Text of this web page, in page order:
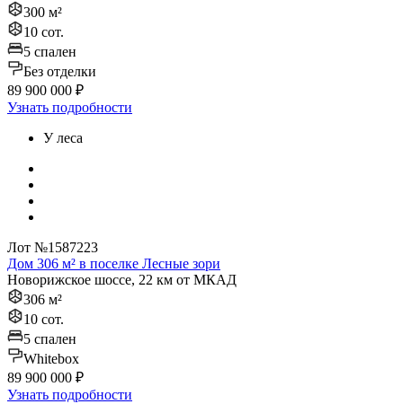
300 м²
10 сот.
5 спален
Без отделки
89 900 000 ₽
Узнать подробности
У леса
Лот №1587223
Дом 306 м² в поселке Лесные зори
Новорижское шоссе, 22 км от МКАД
306 м²
10 сот.
5 спален
Whitebox
89 900 000 ₽
Узнать подробности